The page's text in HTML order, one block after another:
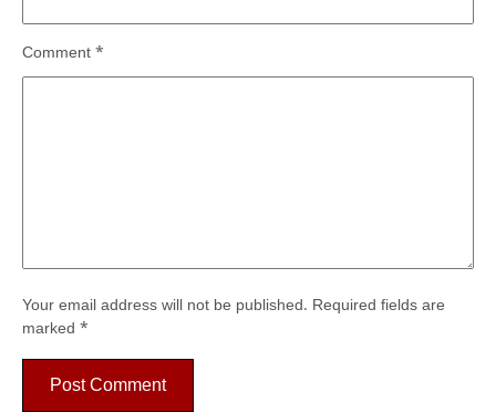
Your email address will not be published. Required fields are
marked *
Comment *